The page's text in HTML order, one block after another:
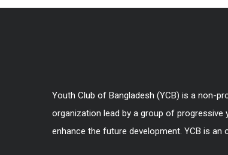
Youth Club of Bangladesh (YCB) is a non-
organization lead by a group of
enhance the future development. YCB is